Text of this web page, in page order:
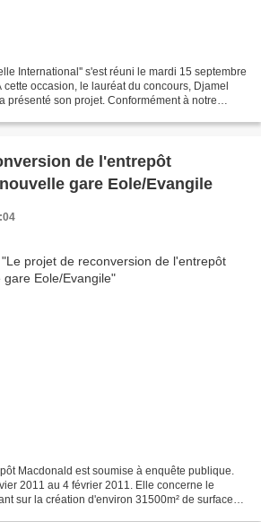
International'' s'est réuni le mardi 15 septembre
occasion, le lauréat du concours, Djamel
présenté son projet. Conformément à notre
de l'entrepôt
gare Eole/Evangile
Macdonald est soumise à enquête publique.
2011 au 4 février 2011. Elle concerne le
sur la création d'environ 31500m² de surface